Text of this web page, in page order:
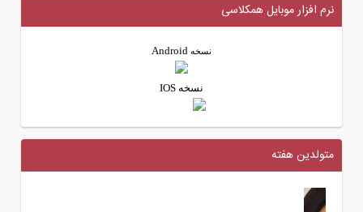
نرم افزار موبایل همکلاسی
نسخه
نسخه IOS
متولدین هفته